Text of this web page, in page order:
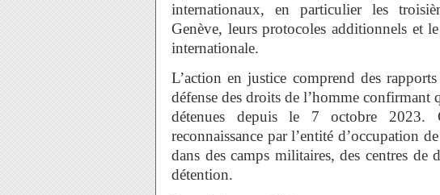
internationaux, en particulier les
Genève, leurs protocoles additionnels et
internationale.
L’action en justice comprend des
défense des droits de l’homme confirmant
détenues depuis le 7 octobre 2023.
reconnaissance par l’entité d’occupation
dans des camps militaires, des centres de
détention.